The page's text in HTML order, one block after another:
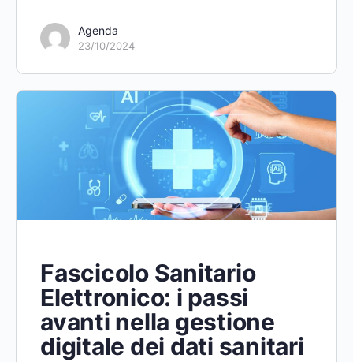
Agenda
23/10/2024
Fascicolo Sanitario
Elettronico: i passi
avanti nella gestione
digitale dei dati sanitari